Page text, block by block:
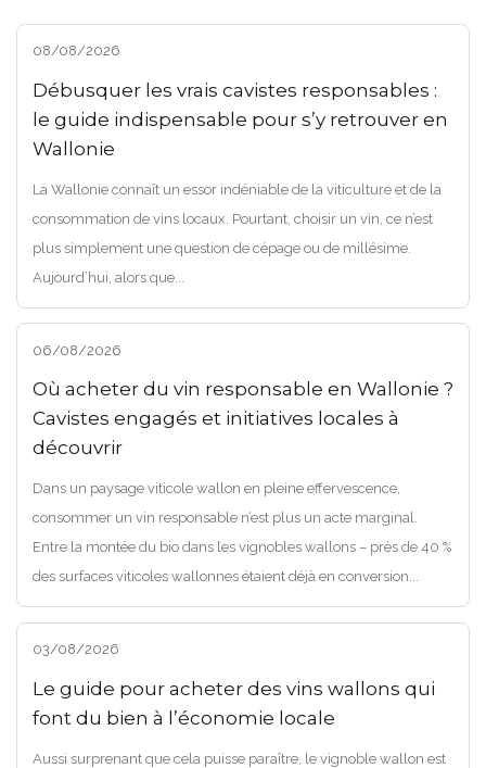
08/08/2026
Débusquer les vrais cavistes responsables :
le guide indispensable pour s’y retrouver en
Wallonie
La Wallonie connaît un essor indéniable de la viticulture et de la
consommation de vins locaux. Pourtant, choisir un vin, ce n’est
plus simplement une question de cépage ou de millésime.
Aujourd’hui, alors que...
06/08/2026
Où acheter du vin responsable en Wallonie ?
Cavistes engagés et initiatives locales à
découvrir
Dans un paysage viticole wallon en pleine effervescence,
consommer un vin responsable n’est plus un acte marginal.
Entre la montée du bio dans les vignobles wallons – près de 40 %
des surfaces viticoles wallonnes étaient déjà en conversion...
03/08/2026
Le guide pour acheter des vins wallons qui
font du bien à l’économie locale
Aussi surprenant que cela puisse paraître, le vignoble wallon est